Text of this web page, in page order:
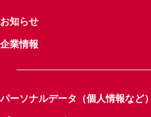
お知らせ
企業情報
パーソナルデータ（個人情報など